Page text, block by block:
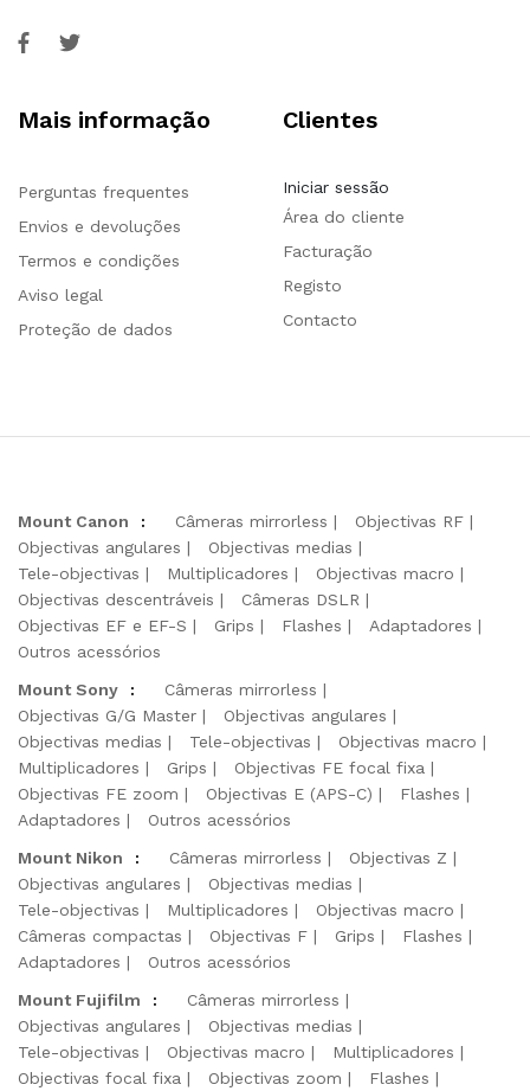
Mais informação
Perguntas frequentes
Envios e devoluções
Termos e condições
Aviso legal
Proteção de dados
Clientes
Iniciar sessão
Área do cliente
Facturação
Registo
Contacto
Mount Canon : Câmeras mirrorless
Objectivas RF
Objectivas angulares
Objectivas medias
Tele-objectivas
Multiplicadores
Objectivas macro
Objectivas descentráveis
Câmeras DSLR
Objectivas EF e EF-S
Grips Flashes
Adaptadores
Outros acessórios
Mount Sony
:
Câmeras mirrorless
Objectivas G/G Master
Objectivas angulares
Objectivas medias
Tele-objectivas
Objectivas macro
Multiplicadores
Grips
Objectivas FE focal fixa
Objectivas FE zoom
Objectivas E (APS-C)
Flashes
Adaptadores
Outros acessórios
Mount Nikon
: Câmeras mirrorless
Objectivas Z
Objectivas angulares
Objectivas medias
Tele-objectivas
Multiplicadores
Objectivas macro
Câmeras compactas
Objectivas F Grips
Flashes
Adaptadores
Outros acessórios
Mount Fujifilm
:
Câmeras mirrorless
Objectivas angulares
Objectivas medias
Tele-objectivas
Objectivas macro
Multiplicadores
Objectivas focal fixa
Objectivas zoom Flashes